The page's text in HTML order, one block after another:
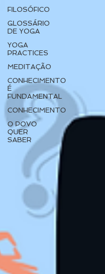
FILOSÓFICO
GLOSSÁRIO
DE YOGA
YOGA
PRACTICES
MEDITAÇÃO
CONHECIMENTO
É
FUNDAMENTAL
CONHECIMENTO
O POVO
QUER
SABER